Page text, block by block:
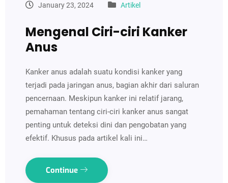
January 23, 2024 Artikel
Mengenal Ciri-ciri Kanker
Anus
Kanker anus adalah suatu kondisi kanker yang
terjadi pada jaringan anus, bagian akhir dari saluran
pencernaan. Meskipun kanker ini relatif jarang,
pemahaman tentang ciri-ciri kanker anus sangat
penting untuk deteksi dini dan pengobatan yang
efektif. Khusus pada artikel kali ini…
Continue